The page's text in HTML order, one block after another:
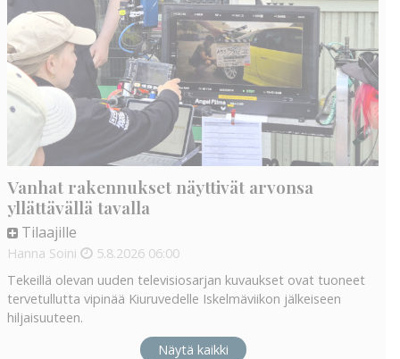
Vanhat rakennukset näyttivät arvonsa
yllättävällä tavalla
Tilaajille
Hanna Soini 5.8.2026 06:00
Tekeillä olevan uuden televisiosarjan kuvaukset ovat tuoneet
tervetullutta vipinää Kiuruvedelle Iskelmäviikon jälkeiseen
hiljaisuuteen.
Näytä kaikki